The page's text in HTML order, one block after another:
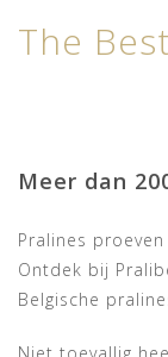
The
Meer dan
Pralines
Ontdek bij
Belgische